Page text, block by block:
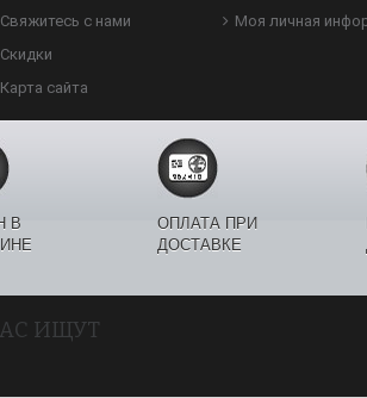
Свяжитесь с нами
Скидки
Карта сайта
Моя личная
В
ОПЛАТА ПРИ
ДОСТАВКЕ
ИЩУТ